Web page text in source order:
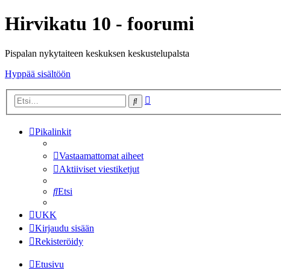
Hirvikatu 10 - foorumi
Pispalan nykytaiteen keskuksen keskustelupalsta
Hyppää sisältöön
Etsi
Pikalinkit
Vastaamattomat aiheet
Aktiiviset viestiketjut
Etsi
UKK
Kirjaudu sisään
Rekisteröidy
Etusivu